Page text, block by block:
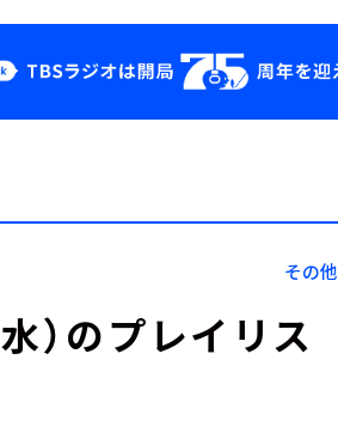
YouTube
その他
）のプレイリス